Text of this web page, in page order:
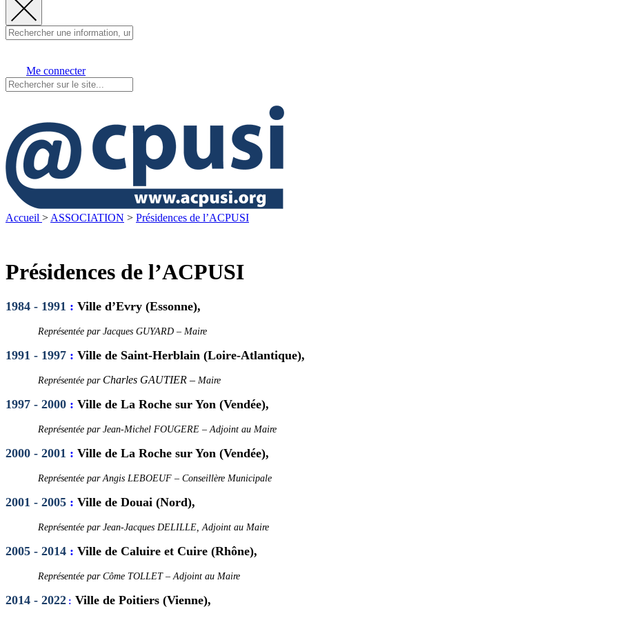
recherche
Me connecter
Accueil > ASSOCIATION > Présidences de l’ACPUSI
Présidences de l’ACPUSI
1984 - 1991 : Ville d’Evry (Essonne),
Représentée par Jacques GUYARD –Maire
1991 - 1997 : Ville de Saint-Herblain (Loire-Atlantique),
Représentée par Charles GAUTIER – Maire
1997 - 2000 : Ville de La Roche sur Yon (Vendée),
Représentée par Jean-Michel FOUGERE –Adjoint au Maire
2000 - 2001 : Ville de La Roche sur Yon (Vendée),
Représentée par Angis LEBOEUF –Conseillère Municipale
2001 - 2005 : Ville de Douai (Nord),
Représentée par Jean-Jacques DELILLE,Adjoint au Maire
2005 - 2014 : Ville de Caluire et Cuire (Rhône),
Représentée par Côme TOLLET –Adjoint au Maire
2014 - 2022 : Ville de Poitiers (Vienne),